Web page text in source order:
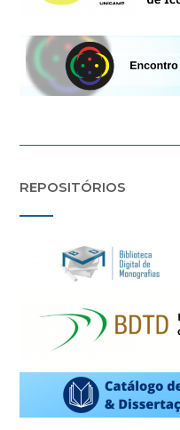
REPOSITÓRIOS